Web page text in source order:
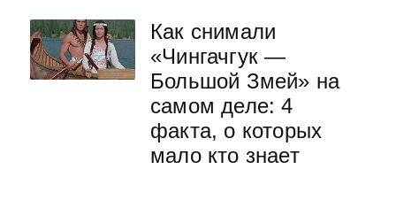
Как снимали
«Чингачгук —
Большой Змей» на
самом деле: 4
факта, о которых
мало кто знает